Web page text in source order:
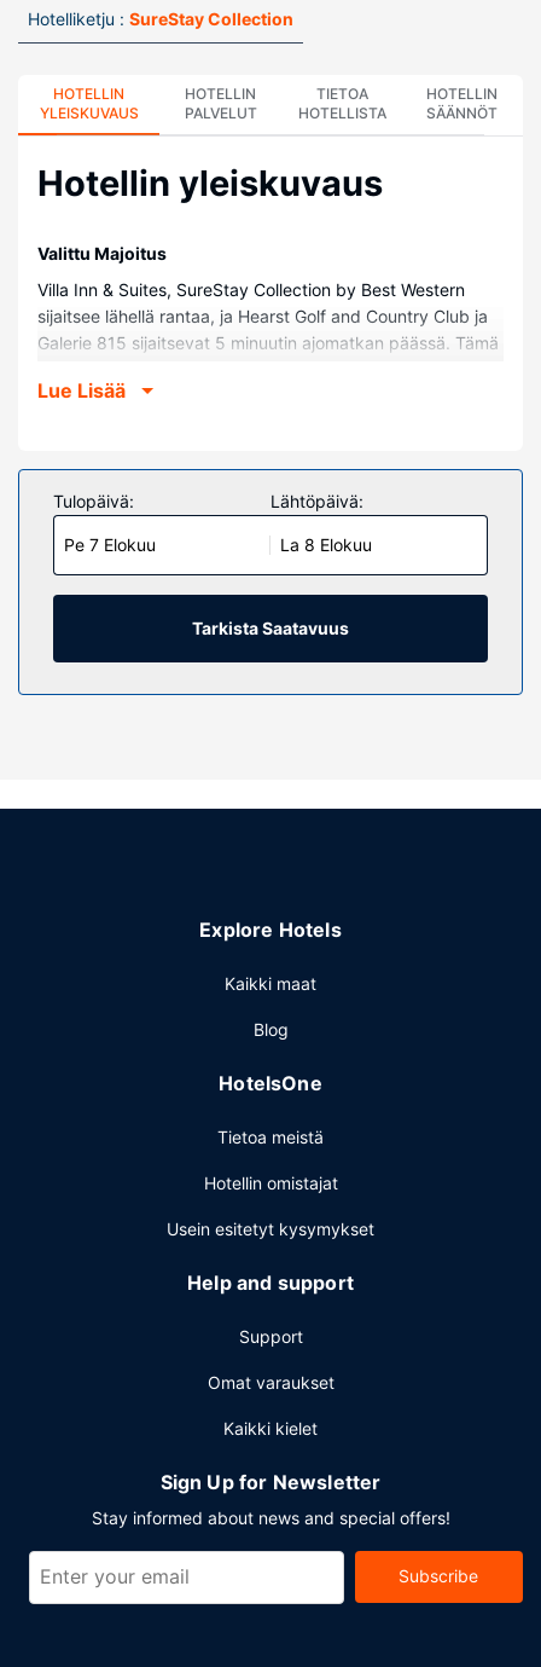
Hotelliketju : SureStay Collection
HOTELLIN
YLEISKUVAUS
HOTELLIN
PALVELUT
TIETOA
HOTELLISTA
HOTELLIN
SÄÄNNÖT
Hotellin yleiskuvaus
Valittu Majoitus
Villa Inn & Suites, SureStay Collection by Best Western
sijaitsee lähellä rantaa, ja Hearst Golf and Country Club ja
Galerie 815 sijaitsevat 5 minuutin ajomatkan päässä. Tämä
alueella.
Kaikkien 60 huoneen varusteluun kuuluu mikroaaltouuni ja
taulutelevisio. Mukavuuksiin kuuluu kaapelikanavat sekä
ilmainen langaton internetyhteys. Huoneissa on oma
kylpyhuone, ja sen varusteluun kuuluu suihkun ja
kylpyammeen yhdistelmä, syvä kylpyamme ja ilmaiset
hygieniatuotteet. Varusteluun kuuluu työpöytä,
kahvin-/vedenkeitin ja puhelin (ilmaiset paikallispuhelut).
Kiinteistön miellyttävyys
Hotellin tarjoamiin harrastuksiin/mukavuuksiin kuuluu sauna
Käytössäsi on ilmaiset sanomalehdet aulassa,
Lue Lisää
Tulopäivä:
Pe 7 Elokuu
Lähtöpäivä:
La 8 Elokuu
Tarkista Saatavuus
Explore Hotels
Kaikki maat
Blog
HotelsOne
Tietoa meistä
Hotellin omistajat
Usein esitetyt kysymykset
Help and support
Support
Omat varaukset
Kaikki kielet
Sign Up for Newsletter
Stay informed about news and special offers!
Subscribe